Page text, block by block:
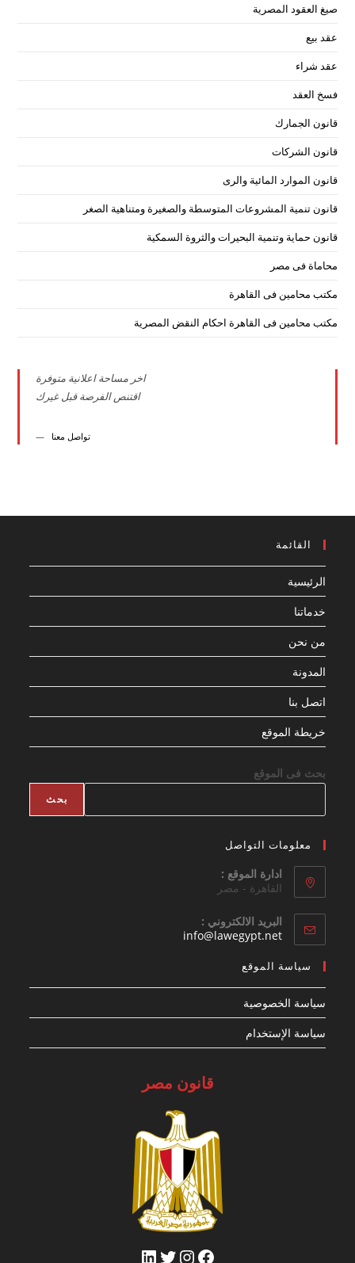
صيغ العقود المصرية
عقد بيع
عقد شراء
فسخ العقد
قانون الجمارك
قانون الشركات
قانون الموارد المائية والرى
قانون تنمية المشروعات المتوسطة والصغيرة ومتناهية الصغر
قانون حماية وتنمية البحيرات والثروة السمكية
محاماة فى مصر
مكتب محامين فى القاهرة
مكتب محامين فى القاهرة احكام النقض المصرية
اخر مساحة اعلانية متوفرة
اقتنص الفرصة قبل غيرك
تواصل معنا
القائمة
الرئيسية
خدماتنا
من نحن
المدونة
اتصل بنا
خريطة الموقع
بحث فى الموقع
بحث
معلومات التواصل
ادارة الموقع :
القاهرة - مصر
البريد الالكتروني :
info@lawegypt.net
سياسة الموقع
سياسة الخصوصية
سياسة الإستخدام
قانون مصر
فيسبوكإنستجرام
تويتر لينكد إن